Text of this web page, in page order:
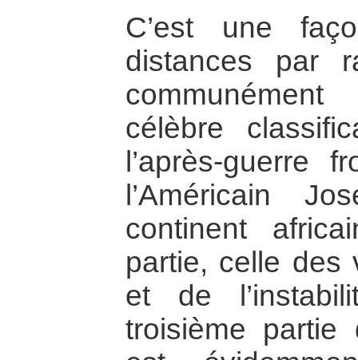
C’est une
distances par
célèbre
l’après-guerre
l’Américain
continent
partie, celle des
et de
troisième